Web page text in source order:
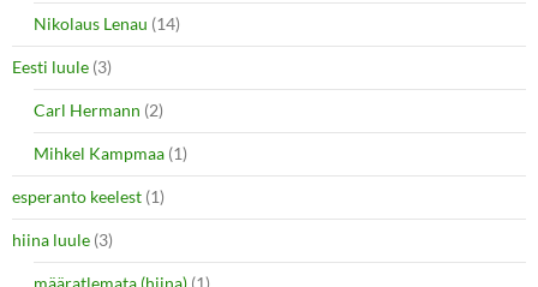
Nikolaus Lenau (14)
Eesti luule (3)
Carl Hermann (2)
Mihkel Kampmaa (1)
esperanto keelest (1)
hiina luule (3)
määratlemata (hiina) (1)